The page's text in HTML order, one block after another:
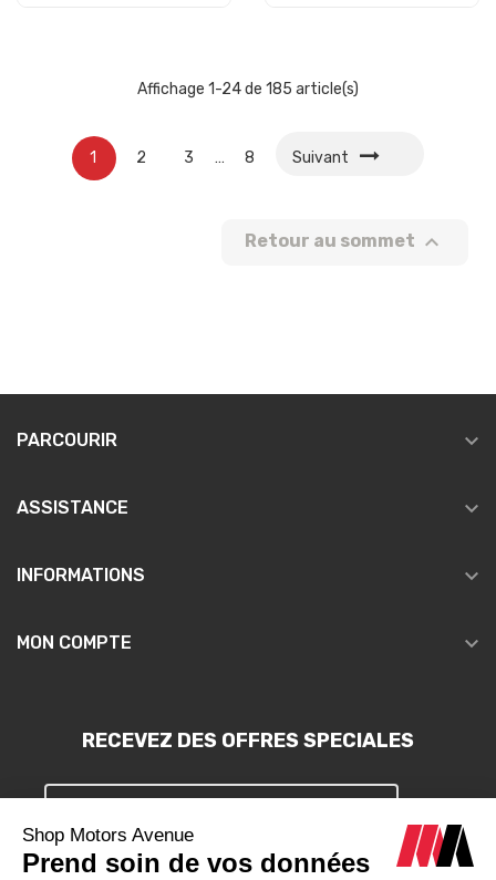
Affichage 1-24 de 185 article(s)
1 2 3 … 8 Suivant
Retour au sommet 
PARCOURIR 
ASSISTANCE 
INFORMATIONS 
MON COMPTE 
RECEVEZ DES OFFRES SPECIALES